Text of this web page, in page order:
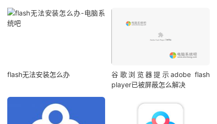
flash无法安装怎么办
谷歌浏览器提示adobe flash
player已被屏蔽怎么解决